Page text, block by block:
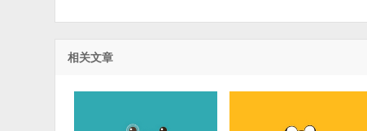
相关文章